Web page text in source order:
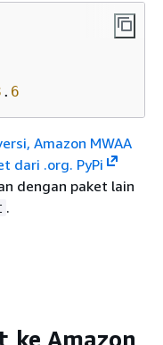
. 6
Amazon MWAA
dari .org. PyPi
dengan paket lain
.
ke Amazon